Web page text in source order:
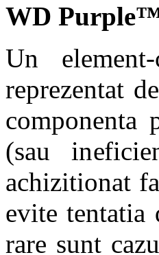
WD Purple™
Un
reprezentat
componenta
(sau
achizitionat
evite tentatia
rare sunt